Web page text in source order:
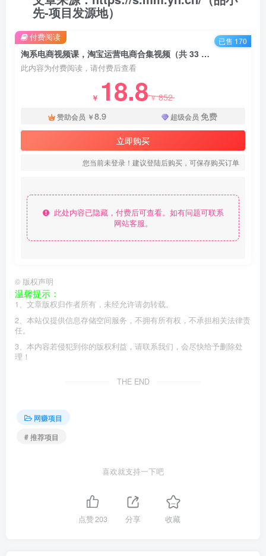
先-项目发源地）
淘系电商视频课，淘宝运营电商合集视频（共 33 节） - 资源之家
此内容为付费阅读，请付费后查看
￥ 18.8￥852
赞助会员 ￥8.9 超级会员 免费
立即购买
您当前未登录！建议登陆后购买，可保存购买订单
此处内容已隐藏，付费后可查看。如有问题可联系
网站客服。
付费阅读 已售 170
© 版权声明
温馨提示：
1、文章版权归作者所有，未经允许请勿转载。
2、本站仅提供信息存储空间服务，不拥有所有权，不承担相关法律责
任。
3、本内容若侵犯到你的版权利益，请联系我们，会尽快给予删除处
理！
THE END
网赚项目
# 推荐项目
喜欢就支持一下吧
点赞203 分享 收藏